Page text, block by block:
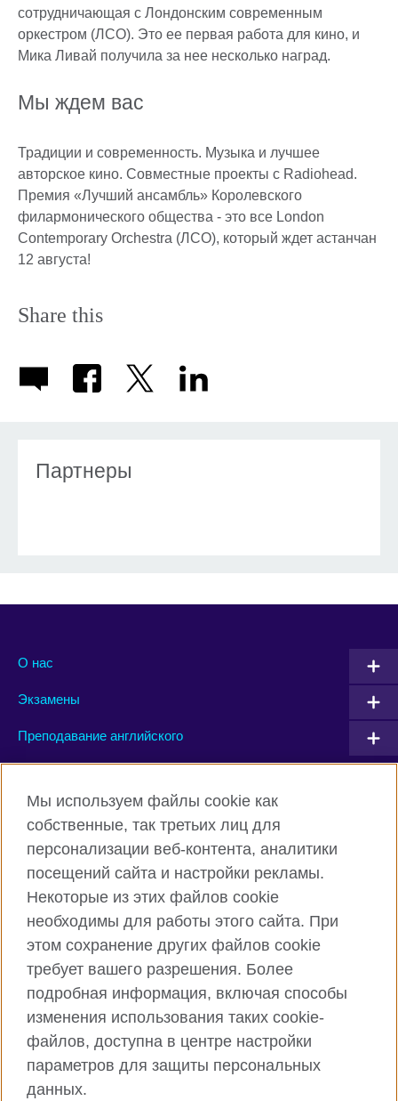
сотрудничающая с Лондонским современным
оркестром (ЛСО). Это ее первая работа для кино, и
Мика Ливай получила за нее несколько наград.
Мы ждем вас
Традиции и современность. Музыка и лучшее
авторское кино. Совместные проекты с Radiohead.
Премия «Лучший ансамбль» Королевского
филармонического общества - это все London
Contemporary Orchestra (ЛСО), который ждет астанчан
12 августа!
Share this
Партнеры
О нас
Экзамены
Преподавание английского
Facebook Twitter
Instagram YouTube
British Council глобально
Privacy and terms of use
Cookies
Карта сайта
Мы используем файлы cookie как
собственные, так третьих лиц для
персонализации веб-контента, аналитики
посещений сайта и настройки рекламы.
Некоторые из этих файлов cookie
необходимы для работы этого сайта. При
этом сохранение других файлов cookie
требует вашего разрешения. Более
подробная информация, включая способы
изменения использования таких cookie-
файлов, доступна в центре настройки
параметров для защиты персональных
данных.